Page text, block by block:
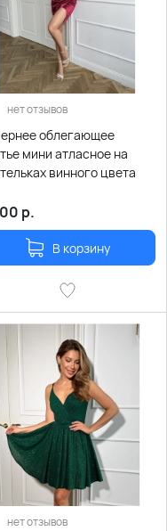
нет отзывов
облегающее
мини атласное на
винного цвета
р.
В корзину
нет отзывов